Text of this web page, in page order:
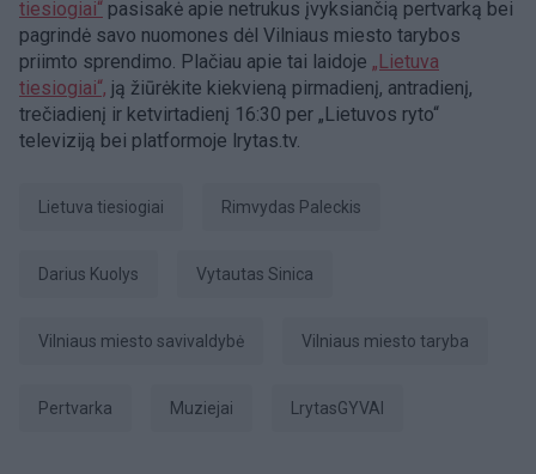
tiesiogiai“ pasisakė apie netrukus įvyksiančią pertvarką bei
pagrindė savo nuomones dėl Vilniaus miesto tarybos
priimto sprendimo. Plačiau apie tai laidoje „Lietuva
tiesiogiai“, ją žiūrėkite kiekvieną pirmadienį, antradienį,
trečiadienį ir ketvirtadienį 16:30 per „Lietuvos ryto“
televiziją bei platformoje lrytas.tv.
Lietuva tiesiogiai Rimvydas Paleckis
Darius Kuolys Vytautas Sinica
Vilniaus miesto savivaldybė Vilniaus miesto taryba
pertvarka muziejai LrytasGYVAI